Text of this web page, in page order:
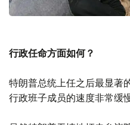
行政任命方面如何？
特朗普总统上任之后最显著
行政班子成员的速度非常缓慢